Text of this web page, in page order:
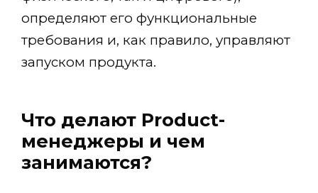
определяют его функциональные
требования и, как правило, управляют
запуском продукта.
Что делают Product-
менеджеры и чем
занимаются?